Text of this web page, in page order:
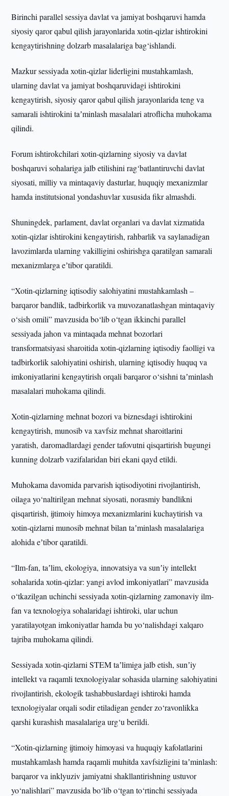
Birinchi parallel sessiya davlat va jamiyat boshqaruvi hamda
siyosiy qaror qabul qilish jarayonlarida xotin-qizlar ishtirokini
kengaytirishning dolzarb masalalariga bag‘ishlandi.
Mazkur sessiyada xotin-qizlar liderligini mustahkamlash,
ularning davlat va jamiyat boshqaruvidagi ishtirokini
kengaytirish, siyosiy qaror qabul qilish jarayonlarida teng va
samarali ishtirokini taʼminlash masalalari atroflicha muhokama
qilindi.
Forum ishtirokchilari xotin-qizlarning siyosiy va davlat
boshqaruvi sohalariga jalb etilishini rag‘batlantiruvchi davlat
siyosati, milliy va mintaqaviy dasturlar, huquqiy mexanizmlar
hamda institutsional yondashuvlar xususida fikr almashdi.
Shuningdek, parlament, davlat organlari va davlat xizmatida
xotin-qizlar ishtirokini kengaytirish, rahbarlik va saylanadigan
lavozimlarda ularning vakilligini oshirishga qaratilgan samarali
mexanizmlarga eʼtibor qaratildi.
“Xotin-qizlarning iqtisodiy salohiyatini mustahkamlash –
barqaror bandlik, tadbirkorlik va muvozanatlashgan mintaqaviy
o‘sish omili” mavzusida bo‘lib o‘tgan ikkinchi parallel
sessiyada jahon va mintaqada mehnat bozorlari
transformatsiyasi sharoitida xotin-qizlarning iqtisodiy faolligi va
tadbirkorlik salohiyatini oshirish, ularning iqtisodiy huquq va
imkoniyatlarini kengaytirish orqali barqaror o‘sishni taʼminlash
masalalari muhokama qilindi.
Xotin-qizlarning mehnat bozori va biznesdagi ishtirokini
kengaytirish, munosib va xavfsiz mehnat sharoitlarini
yaratish, daromadlardagi gender tafovutni qisqartirish bugungi
kunning dolzarb vazifalaridan biri ekani qayd etildi.
Muhokama davomida parvarish iqtisodiyotini rivojlantirish,
oilaga yo‘naltirilgan mehnat siyosati, norasmiy bandlikni
qisqartirish, ijtimoiy himoya mexanizmlarini kuchaytirish va
xotin-qizlarni munosib mehnat bilan taʼminlash masalalariga
alohida eʼtibor qaratildi.
“Ilm-fan, taʼlim, ekologiya, innovatsiya va sunʼiy intellekt
sohalarida xotin-qizlar: yangi avlod imkoniyatlari” mavzusida
o‘tkazilgan uchinchi sessiyada xotin-qizlarning zamonaviy ilm-
fan va texnologiya sohalaridagi ishtiroki, ular uchun
yaratilayotgan imkoniyatlar hamda bu yo‘nalishdagi xalqaro
tajriba muhokama qilindi.
Sessiyada xotin-qizlarni STEM taʼlimiga jalb etish, sunʼiy
intellekt va raqamli texnologiyalar sohasida ularning salohiyatini
rivojlantirish, ekologik tashabbuslardagi ishtiroki hamda
texnologiyalar orqali sodir etiladigan gender zo‘ravonlikka
qarshi kurashish masalalariga urg‘u berildi.
“Xotin-qizlarning ijtimoiy himoyasi va huquqiy kafolatlarini
mustahkamlash hamda raqamli muhitda xavfsizligini taʼminlash:
barqaror va inklyuziv jamiyatni shakllantirishning ustuvor
yo‘nalishlari” mavzusida bo‘lib o‘tgan to‘rtinchi sessiyada